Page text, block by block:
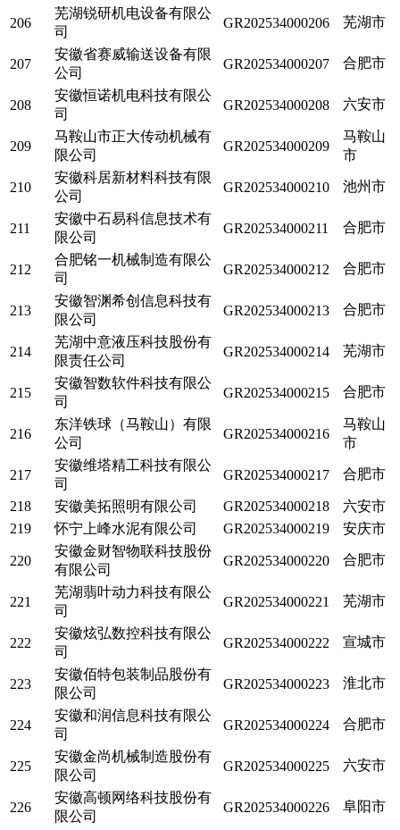
206
芜湖锐研机电设备有限公
司
GR202534000206 芜湖市
207
安徽省赛威输送设备有限
公司
GR202534000207 合肥市
208
安徽恒诺机电科技有限公
司
GR202534000208 六安市
209
马鞍山市正大传动机械有
限公司
GR202534000209
马鞍山
市
210
安徽科居新材料科技有限
公司
GR202534000210 池州市
211
安徽中石易科信息技术有
限公司
GR202534000211 合肥市
212
合肥铭一机械制造有限公
司
GR202534000212 合肥市
213
安徽智渊希创信息科技有
限公司
GR202534000213 合肥市
214
芜湖中意液压科技股份有
限责任公司
GR202534000214 芜湖市
215
安徽智数软件科技有限公
司
GR202534000215 合肥市
216
东洋铁球（马鞍山）有限
公司
GR202534000216
马鞍山
市
217
安徽维塔精工科技有限公
司
GR202534000217 合肥市
218 安徽美拓照明有限公司 GR202534000218
六安市
219
怀宁上峰水泥有限公司 GR202534000219 安庆市
220
安徽金财智物联科技股份
有限公司
GR202534000220 合肥市
221
芜湖翡叶动力科技有限公
司
GR202534000221 芜湖市
222
安徽炫弘数控科技有限公
司
GR202534000222 宣城市
223
安徽佰特包装制品股份有
限公司
GR202534000223 淮北市
224
安徽和润信息科技有限公
司
GR202534000224 合肥市
225
安徽金尚机械制造股份有
限公司
GR202534000225 六安市
226
安徽高顿网络科技股份有
限公司
GR202534000226 阜阳市